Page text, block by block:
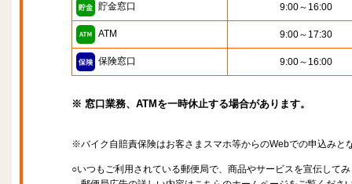
貯金窓口 9:00～16:00
ATM 9:00～17:30
保険窓口 9:00～16:00
※ 窓口業務、ATMを一時休止する場合があります。
※バイク自賠責保険はお客さまスマホ等からのWebでの申込みと
○いつもご利用されている郵便局で、商品やサービスを宣伝して